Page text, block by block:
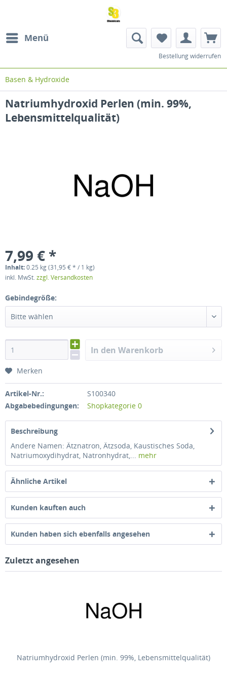
Menü
Bestellung widerrufen
Basen & Hydroxide
Natriumhydroxid Perlen (min. 99%,
Lebensmittelqualität)
7,99 € *
Inhalt:0.25 kg (31,95 € * / 1 kg)
inkl. MwSt.zzgl. Versandkosten
Gebindegröße:
Bitte wählen
In den Warenkorb
Merken
Artikel-Nr.:
S100340
Abgabebedingungen:
Shopkategorie 0
Beschreibung
Andere Namen: Ätznatron, Ätzsoda, Kaustisches Soda,
Natriumoxydihydrat, Natronhydrat,... mehr
Ähnliche Artikel
Kunden kauften auch
Kunden haben sich ebenfalls angesehen
Zuletzt angesehen
Natriumhydroxid Perlen (min. 99%, Lebensmittelqualität)